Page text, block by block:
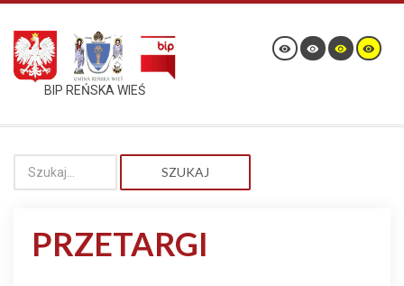
BIP REŃSKA WIEŚ
SZUKAJ
PRZETARGI